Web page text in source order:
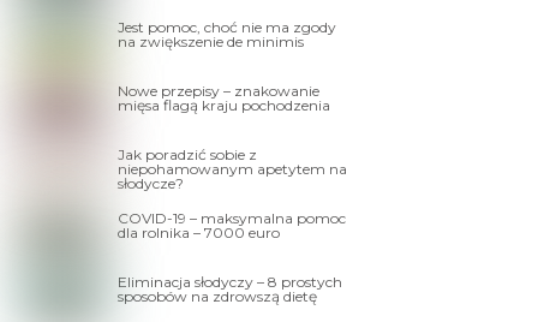
Jest pomoc, choć nie ma zgody
na zwiększenie de minimis
Nowe przepisy – znakowanie
mięsa flagą kraju pochodzenia
Jak poradzić sobie z
niepohamowanym apetytem na
słodycze?
COVID-19 – maksymalna pomoc
dla rolnika – 7000 euro
Eliminacja słodyczy – 8 prostych
sposobów na zdrowszą dietę